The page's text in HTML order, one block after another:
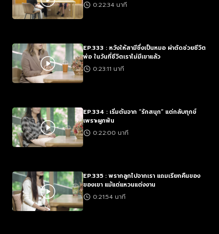
0:22:34 นาที
EP.333 : หวังให้สามีซึ่งเป็นหมอ ผ่าตัดช่วยชีวิต
พ่อ ในวันที่ชีวิตเราไม่มีเขาแล้ว
0:23:11 นาที
EP.334 : เริ่มต้นจาก “รักสนุก” แต่กลับทุกข์
เพราะผูกพัน
0:22:00 นาที
EP.335 : พรากลูกไปจากเรา แถมเรียกคืนของ
ของเขา แม้แต่แหวนแต่งงาน
0:21:54 นาที